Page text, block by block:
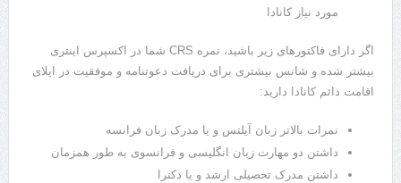
مورد نیاز کانادا
اگر دارای فاکتورهای زیر باشید، نمره CRS شما در اکسپرس اینتری
بیشتر شده و شانس بیشتری برای دریافت دعوتنامه و موفقیت در اپلای
اقامت دائم کانادا دارید:
نمرات بالاتر زبان آیلتس و یا مدرک زبان فرانسه
داشتن دو مهارت زبان انگلیسی و فرانسوی به طور همزمان
داشتن مدرک تحصیلی ارشد و یا دکترا